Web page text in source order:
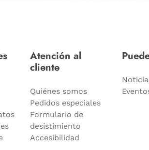
Atención al
cliente
Quiénes somos
Pedidos especiales
Formulario de
desistimiento
Accesibilidad